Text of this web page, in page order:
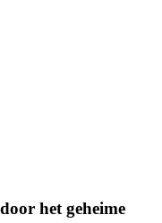
het geheime